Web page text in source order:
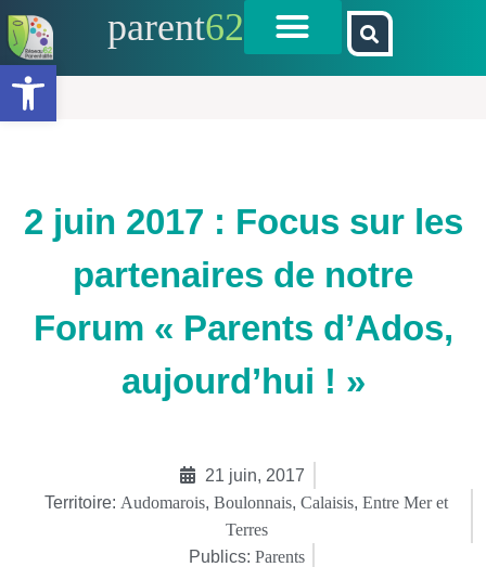
Ouvrir la barre d’outils
parent62
2 juin 2017 : Focus sur les
partenaires de notre
Forum « Parents d’Ados,
aujourd’hui ! »
21 juin, 2017
Territoire: Audomarois, Boulonnais, Calaisis, Entre Mer et
Terres
Publics: Parents